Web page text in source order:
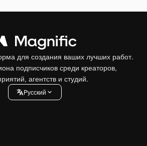
для создания ваших лучших работ.
подписчиков среди креаторов,
агентств и студий.
Pусский